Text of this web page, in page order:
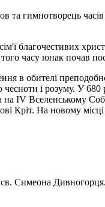
та гимнотворець
благочестивих
часу юнак почав
в обителі
і розуму. У 680
IV Вселенському
Кріт. На новому
Симеона